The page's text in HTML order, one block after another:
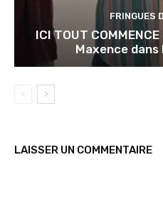
FRINGUES
ICI TOUT
Maxence dans
LAISSER UN COMMENTAIRE